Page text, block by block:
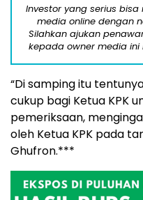
Investor yang serius bisa
media online dengan
Silahkan ajukan
kepada owner media ini
“Di samping itu
cukup bagi Ketua KPK
pemeriksaan,
oleh Ketua KPK pada
Ghufron.***